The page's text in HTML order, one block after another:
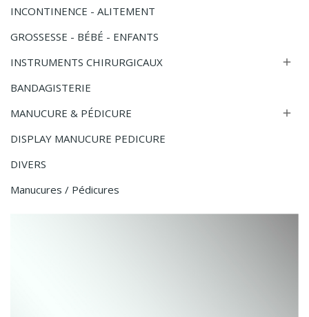
INCONTINENCE - ALITEMENT
GROSSESSE - BÉBÉ - ENFANTS
INSTRUMENTS CHIRURGICAUX

BANDAGISTERIE
MANUCURE & PÉDICURE

DISPLAY MANUCURE PEDICURE
DIVERS
Manucures / Pédicures